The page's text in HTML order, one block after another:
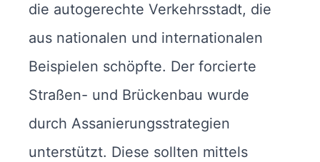
die autogerechte Verkehrsstadt, die
aus nationalen und internationalen
Beispielen schöpfte. Der forcierte
Straßen- und Brückenbau wurde
durch Assanierungsstrategien
unterstützt. Diese sollten mittels